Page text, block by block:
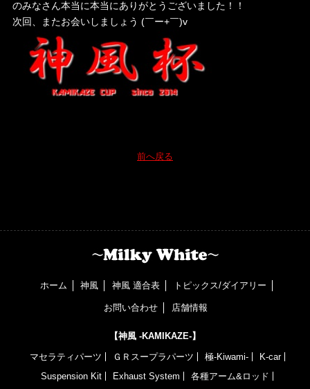
のみなさん本当に本当にありがとうございました！！
次回、またお会いしましょう (￣ー+￣)v
前へ戻る
ホーム 神風 神風 適合表 トピックス/ダイアリー
お問い合わせ 店舗情報
【神風 -KAMIKAZE-】
マセラティパーツ
ＧＲスープラパーツ 極-Kiwami-
K-car
Suspension Kit
Exhaust System 各種アーム&ロッド